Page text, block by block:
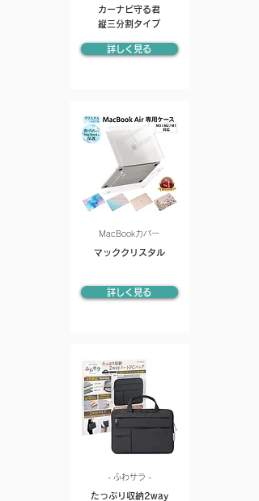
カーナビ守る君
縦三分割タイプ
詳しく見る
MacBookカバー
マッククリスタル
詳しく見る
- ふわサラ -
たっぷり収納2way